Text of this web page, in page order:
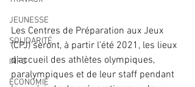
JEUNESSE
SOLIDARITÉ
INFO
ECONOMIE
Les Centres de Préparation aux Jeux
(CPJ) seront, à partir l’été 2021, les lieux
d’accueil des athlètes olympiques,
paralympiques et de leur staff pendant